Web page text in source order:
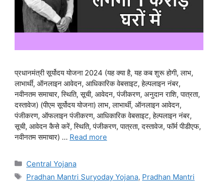
प्रधानमंत्री सूर्योदय योजना 2024 (यह क्या है, यह कब शुरू होगी, लाभ,
लाभार्थी, ऑनलाइन आवेदन, आधिकारिक वेबसाइट, हेल्पलाइन नंबर,
नवीनतम समाचार, स्थिति, सूची, आवेदन, पंजीकरण, अनुदान राशि, पात्रता,
दस्तावेज) (पीएम सूर्योदय योजना) लाभ, लाभार्थी, ऑनलाइन आवेदन,
पंजीकरण, ऑफलाइन पंजीकरण, आधिकारिक वेबसाइट, हेल्पलाइन नंबर,
सूची, आवेदन कैसे करें, स्थिति, पंजीकरण, पात्रता, दस्तावेज, फॉर्म पीडीएफ,
नवीनतम समाचार) … Read more
Categories
Central Yojana
Tags
Pradhan Mantri Suryoday Yojana, Pradhan Mantri